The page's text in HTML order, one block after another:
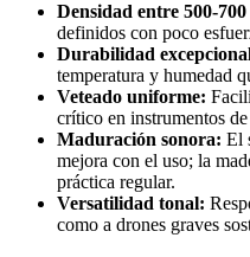
Densidad entre 500-700
definidos con poco
Durabilidad
temperatura y humedad
Veteado uniforme:
crítico en instrumentos
Maduración sonora: El
mejora con el uso; la
práctica regular.
Versatilidad tonal:
como a drones graves